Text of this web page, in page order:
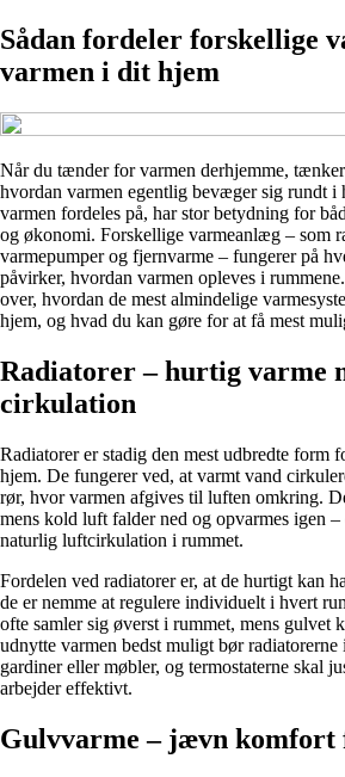
Sådan fordeler forskellige
varmen i dit hjem
Når du tænder for varmen derhjemme,
hvordan varmen egentlig bevæger sig rundt i
varmen fordeles på, har stor betydning for
og økonomi. Forskellige varmeanlæg – som
varmepumper og fjernvarme – fungerer på
påvirker, hvordan varmen opleves i
over, hvordan de mest almindelige
hjem, og hvad du kan gøre for at få mest
Radiatorer – hurtig varme
cirkulation
Radiatorer er stadig den mest udbredte form
hjem. De fungerer ved, at varmt vand
rør, hvor varmen afgives til luften omkring.
mens kold luft falder ned og opvarmes igen –
naturlig luftcirkulation i rummet.
Fordelen ved radiatorer er, at de hurtigt kan
de er nemme at regulere individuelt i hvert
ofte samler sig øverst i rummet, mens gulvet
udnytte varmen bedst muligt bør
gardiner eller møbler, og termostaterne skal
arbejder effektivt.
Gulvvarme – jævn komfort